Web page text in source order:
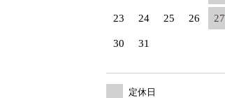
23 24 25 26 27
30 31
定休日